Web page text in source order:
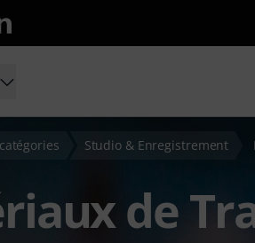
Studio & Enregistrement
de